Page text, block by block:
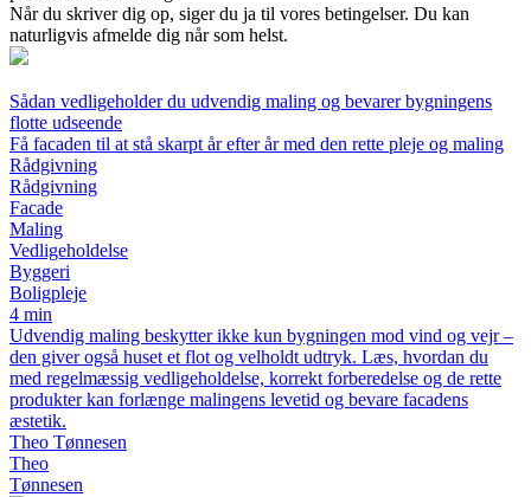
Når du skriver dig op, siger du ja til vores betingelser. Du kan
naturligvis afmelde dig når som helst.
Sådan vedligeholder du udvendig maling og bevarer bygningens
flotte udseende
Få facaden til at stå skarpt år efter år med den rette pleje og maling
Rådgivning
Rådgivning
Facade
Maling
Vedligeholdelse
Byggeri
Boligpleje
4 min
Udvendig maling beskytter ikke kun bygningen mod vind og vejr –
den giver også huset et flot og velholdt udtryk. Læs, hvordan du
med regelmæssig vedligeholdelse, korrekt forberedelse og de rette
produkter kan forlænge malingens levetid og bevare facadens
æstetik.
Theo Tønnesen
Theo
Tønnesen